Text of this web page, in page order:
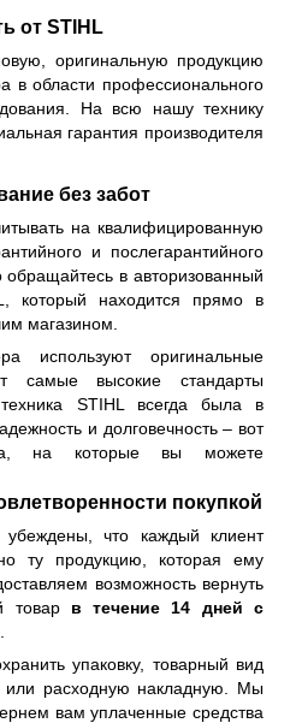
от STIHL
оригинальную продукцию
в области профессионального
На всю нашу технику
гарантия производителя
без забот
на квалифицированную
и послегарантийного
обращайтесь в авторизованный
который находится прямо в
магазином.
используют оригинальные
самые высокие стандарты
STIHL всегда была в
и долговечность – вот
на которые вы можете
покупкой
что каждый клиент
ту продукцию, которая ему
возможность вернуть
товар в течение 14 дней с
упаковку, товарный вид
или расходную накладную. Мы
вам уплаченные средства